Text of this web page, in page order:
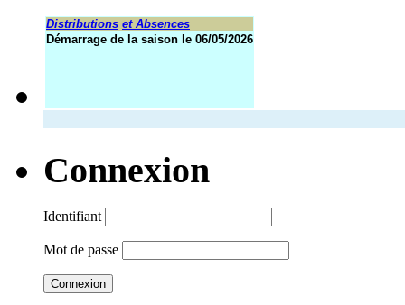
Distributions et Absences
Démarrage de la saison le 06/05/2026
Connexion
Identifiant
Mot de passe